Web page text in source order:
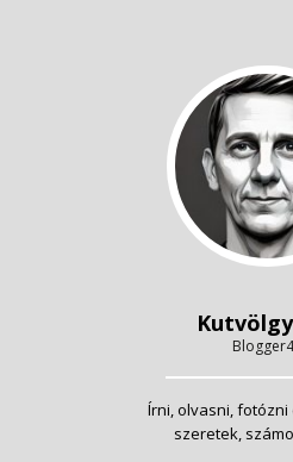
Írni, olvasni,
szeretek,